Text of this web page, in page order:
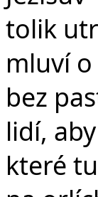
tolik
mluví o
bez
lidí,
které